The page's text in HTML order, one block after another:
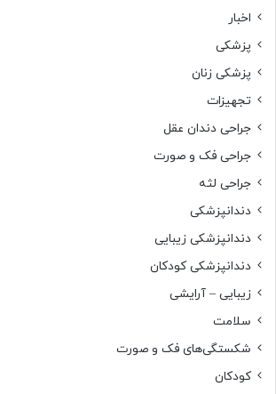
اخبار
پزشکی
پزشکی زنان
تجهیزات
جراحی دندان عقل
جراحی فک و صورت
جراحی لثه
دندانپزشکی
دندانپزشکی زیبایی
دندانپزشکی کودکان
زیبایی – آرایشی
سلامت
شکستگی‌های فک و صورت
کودکان